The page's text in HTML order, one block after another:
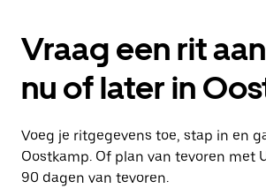
Vraag een rit
nu of later in
Voeg je ritgegevens toe, stap in en
Oostkamp. Of plan van tevoren met
90 dagen van tevoren.